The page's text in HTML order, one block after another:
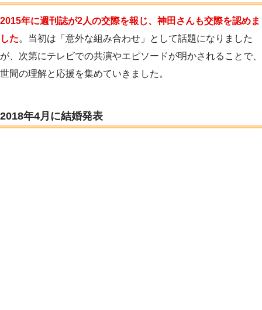
2015年に週刊誌が2人の交際を報じ、神田さんも交際を認めま
した。当初は「意外な組み合わせ」として話題になりました
が、次第にテレビでの共演やエピソードが明かされることで、
世間の理解と応援を集めていきました。
2018年4月に結婚発表